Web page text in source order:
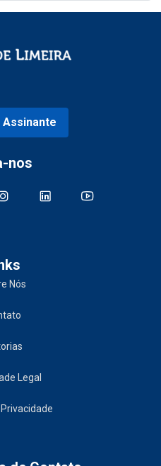
nos
Nós
Legal